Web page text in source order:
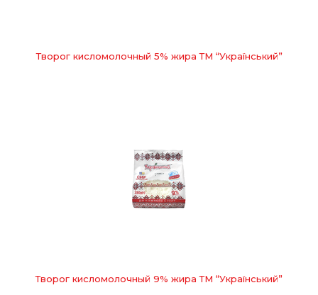
Творог кисломолочный 5% жира ТМ “Український”
Творог кисломолочный 9% жира ТМ “Український”